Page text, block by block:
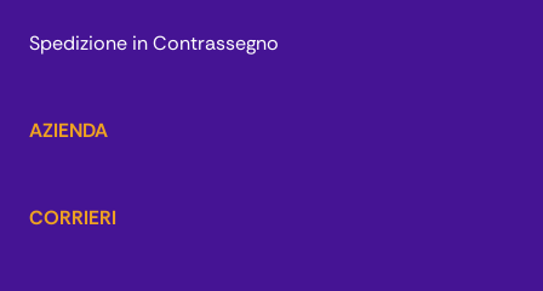
Spedizione in Contrassegno
AZIENDA
CORRIERI